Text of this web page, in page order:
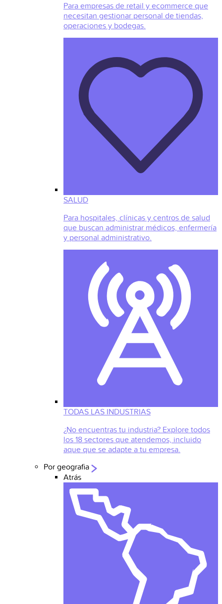
Para empresas de retail y ecommerce que
necesitan gestionar personal de tiendas,
operaciones y bodegas.
SALUD
Para hospitales, clínicas y centros de salud
que buscan administrar médicos, enfermería
y personal administrativo.
TODAS LAS INDUSTRIAS
¿No encuentras tu industria? Explore todos
los 18 sectores que atendemos, incluido
aque que se adapte a tu empresa.
Por geografia
Atrás